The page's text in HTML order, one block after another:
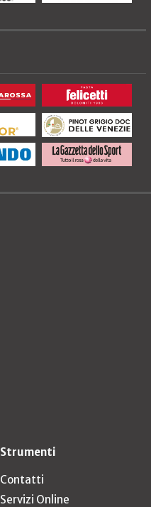
Strumenti
Contatti
Servizi Online